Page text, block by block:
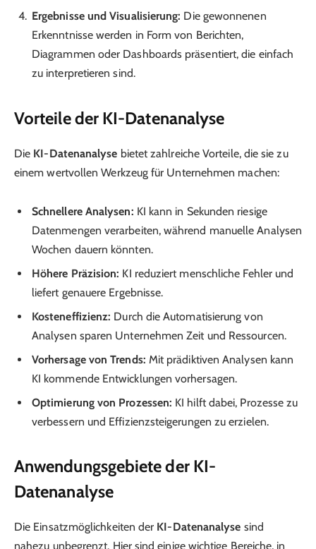
Ergebnisse und Visualisierung: Die gewonnenen
Erkenntnisse werden in Form von Berichten,
Diagrammen oder Dashboards präsentiert, die einfach
zu interpretieren sind.
Vorteile der KI-Datenanalyse
Die KI-Datenanalyse bietet zahlreiche Vorteile, die sie zu
einem wertvollen Werkzeug für Unternehmen machen:
Schnellere Analysen: KI kann in Sekunden riesige
Datenmengen verarbeiten, während manuelle Analysen
Wochen dauern könnten.
Höhere Präzision: KI reduziert menschliche Fehler und
liefert genauere Ergebnisse.
Kosteneffizienz: Durch die Automatisierung von
Analysen sparen Unternehmen Zeit und Ressourcen.
Vorhersage von Trends: Mit prädiktiven Analysen kann
KI kommende Entwicklungen vorhersagen.
Optimierung von Prozessen: KI hilft dabei, Prozesse zu
verbessern und Effizienzsteigerungen zu erzielen.
Anwendungsgebiete der KI-
Datenanalyse
Die Einsatzmöglichkeiten der KI-Datenanalyse sind
nahezu unbegrenzt. Hier sind einige wichtige Bereiche, in